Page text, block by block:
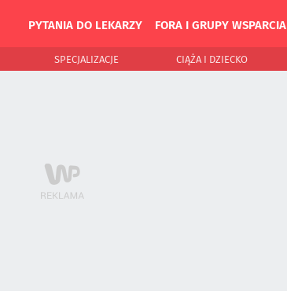
PYTANIA DO LEKARZY FORA I GRUPY WSPARCIA
SPECJALIZACJE CIĄŻA I DZIECKO